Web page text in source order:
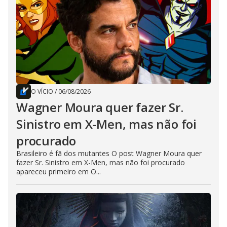
O VÍCIO / 06/08/2026
Wagner Moura quer fazer Sr.
Sinistro em X-Men, mas não foi
procurado
Brasileiro é fã dos mutantes O post Wagner Moura quer
fazer Sr. Sinistro em X-Men, mas não foi procurado
apareceu primeiro em O...